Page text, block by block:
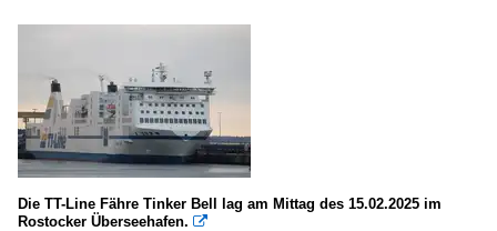
Die TT-Line Fähre Tinker Bell lag am Mittag des 15.02.2025 im
Rostocker Überseehafen. 